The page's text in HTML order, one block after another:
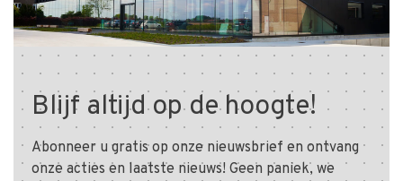
Blijf altijd op de hoogte!
Abonneer u gratis op onze nieuwsbrief en ontvang
onze acties en laatste nieuws! Geen paniek, we